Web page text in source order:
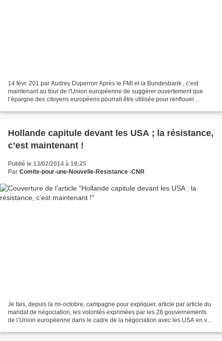
14 févr. 201 par Audrey Duperron Après le FMI et la Bundesbank , c’est
maintenant au tour de l'Union européenne de suggérer ouvertement que
l’épargne des citoyens européens pourrait être utilisée pour renflouer
Hollande capitule devant les USA ; la résistance,
c’est maintenant !
Publié le 13/02/2014 à 19:25
Par Comite-pour-une-Nouvelle-Resistance -CNR
Je fais, depuis la mi-octobre, campagne pour expliquer, article par article du
mandat de négociation, les volontés exprimées par les 28 gouvernements
de l’Union européenne dans le cadre de la négociation avec les USA en vue